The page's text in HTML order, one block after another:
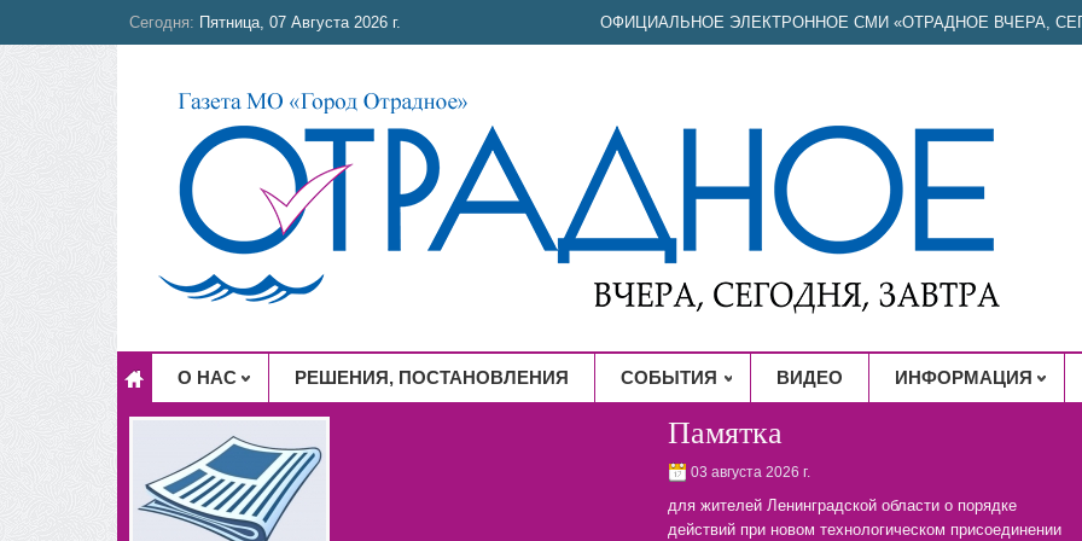
Сегодня: Пятница, 07 Августа 2026 г. ОФИЦИАЛЬНОЕ ЭЛЕКТРОННОЕ СМИ «ОТРАДНОЕ ВЧЕРА,
О НАС РЕШЕНИЯ, ПОСТАНОВЛЕНИЯ СОБЫТИЯ ВИДЕО ИНФОРМАЦИЯ
Памятка
03 августа 2026 г.
для жителей Ленинградской области о порядке
действий при новом технологическом присоединении